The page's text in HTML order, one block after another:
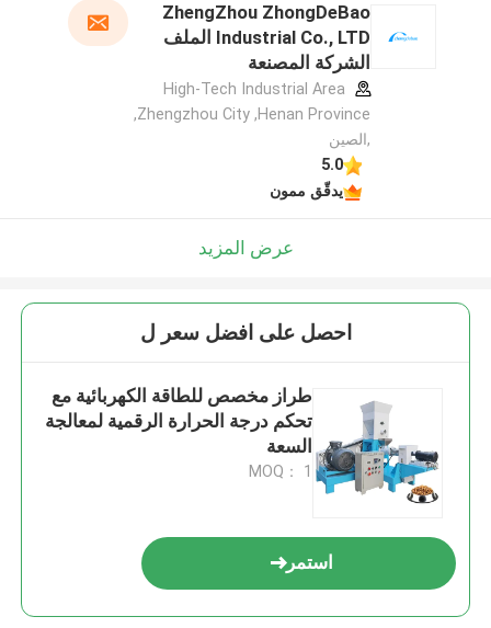
ZhengZhou ZhongDeBao
Industrial Co., LTD الملف
الشركة المصنعة
High-Tech Industrial Area
,Zhengzhou City ,Henan Province
,الصين
5.0
يدقّق ممون
عرض المزيد
احصل على افضل سعر ل
طراز مخصص للطاقة الكهربائية مع
تحكم درجة الحرارة الرقمية لمعالجة
السعة
MOQ： 1
استمر